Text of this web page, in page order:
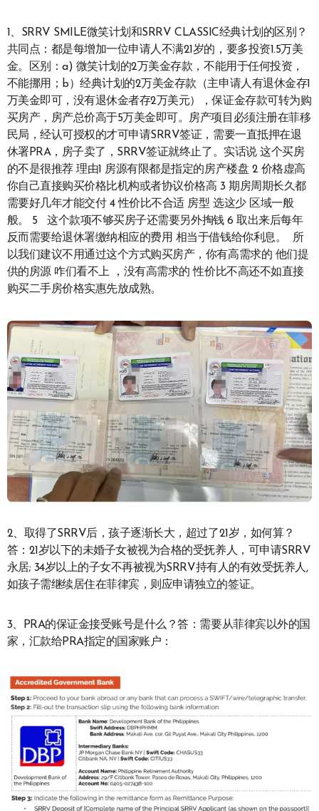
1、SRRV SMILE微笑计划和SRRV CLASSIC经典计划的区别？
共同点：都是每增加一位申请人不满21岁的，要多投资1.5万美
金。区别：a) 微笑计划的2万美金存款，不能用于任何投资，
不能挪用；b）经典计划的2万美金存款（主申请人有退休金存1
万美金即可，没有退休金者存2万美元），保证金存款可转为购
买房产，房产总价高于5万美金即可。房产项目必须注册在菲移
民局，经认可授权的才可申请SRRV签证，需要一直抵押在退
休署PRA，房子卖了，SRRV签证就终止了。实话说 这个买房
的不是很推荐 理由1 房源有限都是指定的房产楼盘 2 价格虚高
你自己直接购买价格比机构或者协议价格高 3 期房周期长久都
需要好几年才能交付 4 性价比不合适 房型 选这少 区域一般
般。 5 这个款项不够买房子还需要另外掏钱 6 取出来后每年
反而需要给退休署缴纳相应的费用 相当于借钱给你利息。 所
以我们建议不用通过这个方式购买房产，你有高需求的 他们提
供的房源 咋们看不上 ，没有高需求的 性价比不高还不如直接
购买二手房价格实惠先放成熟。
2、取得了SRRV后，孩子逐渐长大，超过了21岁，如何算？
答：21岁以下的未婚子女被视为合格的受抚养人，可申请SRRV
永居; 34岁以上的子女不再被视为SRRV持有人的有效受抚养人,
如孩子需继续居住在菲律宾，则应申请独立的签证。
3、PRA的保证金接受账号是什么？答：需要从菲律宾以外的国
家，汇款给PRA指定的国家账户：